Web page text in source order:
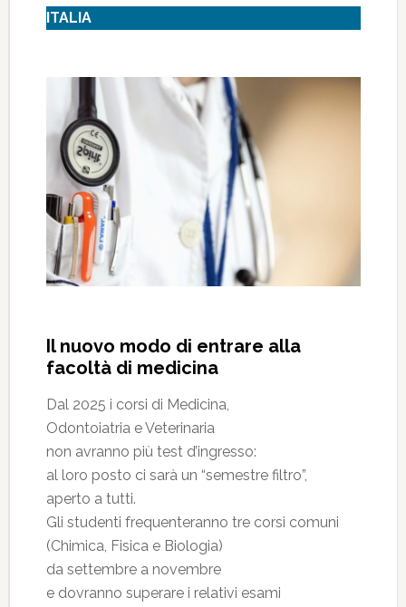
ITALIA
Il nuovo modo di entrare alla
facoltà di medicina
Dal 2025 i corsi di Medicina,
Odontoiatria e Veterinaria
non avranno più test d’ingresso:
al loro posto ci sarà un “semestre filtro”,
aperto a tutti.
Gli studenti frequenteranno tre corsi comuni
(Chimica, Fisica e Biologia)
da settembre a novembre
e dovranno superare i relativi esami